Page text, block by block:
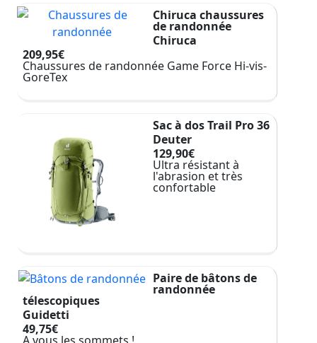
Chiruca chaussures
de randonnée
Chiruca
209,95€
Chaussures de randonnée Game Force Hi-vis-
GoreTex
Sac à dos Trail Pro 36
Deuter
129,90€
Ultra résistant à
l'abrasion et très
confortable
Paire de bâtons de
randonnée
télescopiques
Guidetti
49,75€
A vous les sommets !